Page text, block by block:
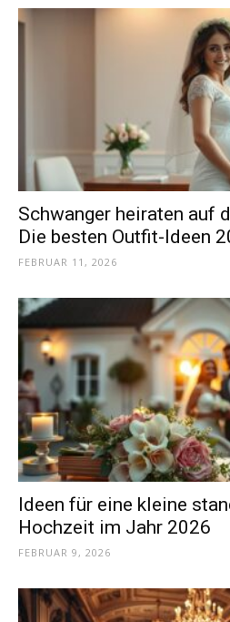
Schwanger heiraten auf
Die besten Outfit-Ideen
FEBRUAR 11, 2026
Ideen für eine kleine
Hochzeit im Jahr 2026
FEBRUAR 9, 2026